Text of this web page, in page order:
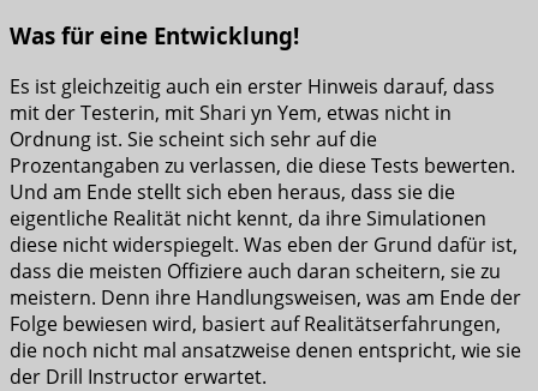
Was für eine Entwicklung!
Es ist gleichzeitig auch ein erster Hinweis darauf, dass
mit der Testerin, mit Shari yn Yem, etwas nicht in
Ordnung ist. Sie scheint sich sehr auf die
Prozentangaben zu verlassen, die diese Tests bewerten.
Und am Ende stellt sich eben heraus, dass sie die
eigentliche Realität nicht kennt, da ihre Simulationen
diese nicht widerspiegelt. Was eben der Grund dafür ist,
dass die meisten Offiziere auch daran scheitern, sie zu
meistern. Denn ihre Handlungsweisen, was am Ende der
Folge bewiesen wird, basiert auf Realitätserfahrungen,
die noch nicht mal ansatzweise denen entspricht, wie sie
der Drill Instructor erwartet.